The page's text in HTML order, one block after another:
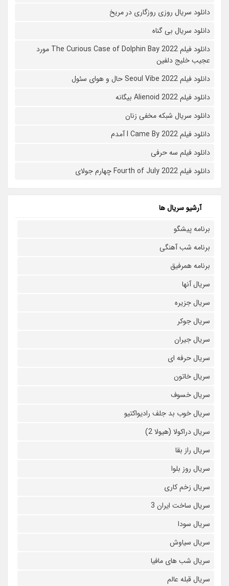
دانلود سریال روزی روزگاری در مریخ
دانلود سریال بی گناه
دانلود فیلم The Curious Case of Dolphin Bay 2022 مورد
عجیب خلیج دلفین
دانلود فیلم Seoul Vibe 2022 حال و هوای سئول
دانلود فیلم Alienoid 2022 بیگانه
دانلود سریال شبکه مخفی زنان
دانلود فیلم I Came By 2022 آمدم
دانلود فیلم سه حرفی
دانلود فیلم Fourth of July 2022 چهارم جولای
آرشیو سریال ها
برنامه پیشگو
برنامه شب آهنگی
برنامه همرفیق
سریال آنها
سریال جزیره
سریال جوکر
سریال جیران
سریال حرفه ای
سریال خاتون
سریال خسوف
سریال خوب بد جلف رادیواکتیو
سریال دراکولا (هیولا 2)
سریال راز بقا
سریال روز بلوا
سریال زخم کاری
سریال ساخت ایران 3
سریال سودا
سریال سیاوش
سریال شب های مافیا
سریال قبله عالم